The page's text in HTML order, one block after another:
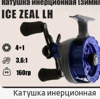
Катушка инерционная